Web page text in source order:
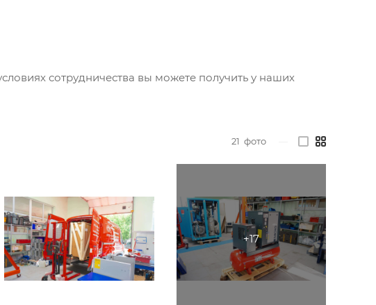
сотрудничества вы можете получить у наших
21 фото